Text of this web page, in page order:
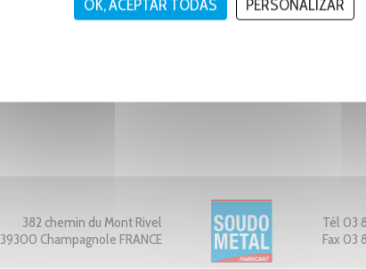
382 chemin du Mont Rivel
39300 Champagnole FRANCE
Tél 03
Fax 03
OK, ACEPTAR TODAS PERSONALIZAR